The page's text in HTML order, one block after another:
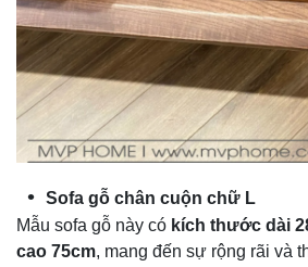
Sofa gỗ chân cuộn chữ L
Mẫu sofa gỗ này có kích thước dài
cao 75cm, mang đến sự rộng rãi và